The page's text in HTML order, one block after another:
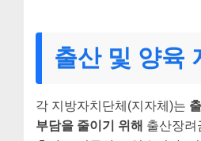
출산 및 양육
각 지방자치단체(지자체)는
부담을 줄이기 위해 출산장려